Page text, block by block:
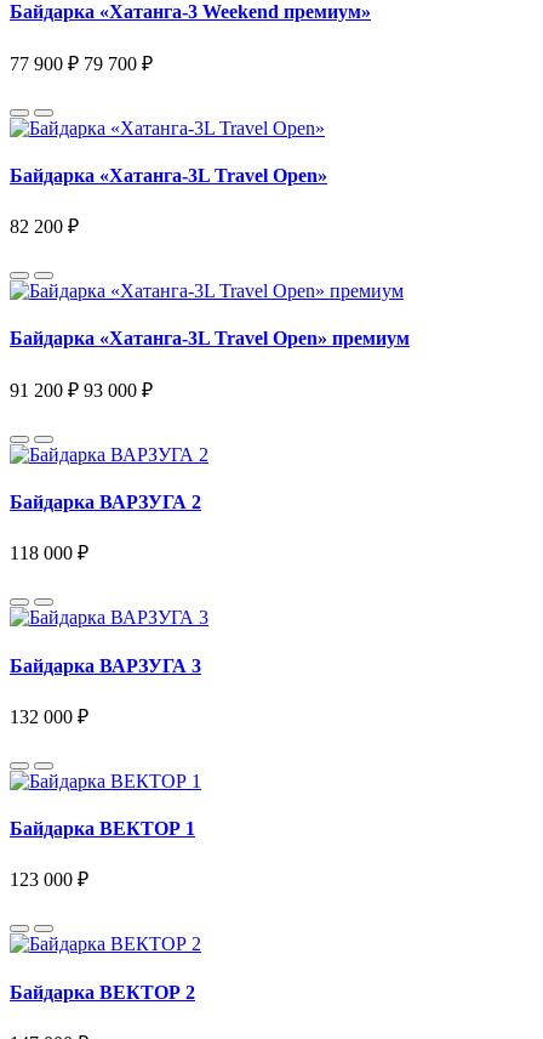
Байдарка «Хатанга-3 Weekend премиум»
77 900 ₽ 79 700 ₽
Байдарка «Хатанга-3L Travel Open»
82 200 ₽
Байдарка «Хатанга-3L Travel Open» премиум
91 200 ₽ 93 000 ₽
Байдарка ВАРЗУГА 2
118 000 ₽
Байдарка ВАРЗУГА 3
132 000 ₽
Байдарка ВЕКТОР 1
123 000 ₽
Байдарка ВЕКТОР 2